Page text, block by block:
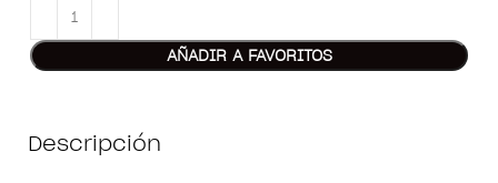
AÑADIR A FAVORITOS
Descripción